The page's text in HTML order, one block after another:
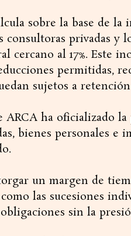
sobre la base de
consultoras privadas y
cercano al 17%. Este
permitidas,
sujetos a
ARCA ha oficializado
bienes personales e
un margen de
las sucesiones
sin la